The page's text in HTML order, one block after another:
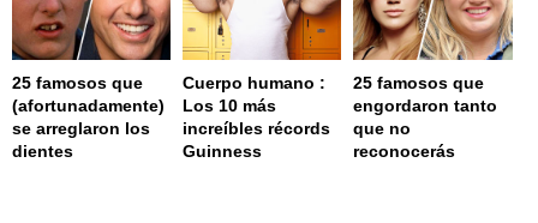
25 famosos que
(afortunadamente)
se arreglaron los
dientes
Cuerpo humano :
Los 10 más
increíbles récords
Guinness
25 famosos que
engordaron tanto
que no
reconocerás